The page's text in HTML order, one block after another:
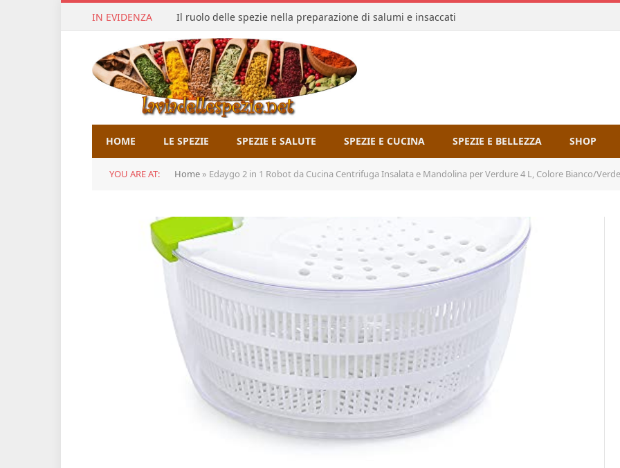
IN EVIDENZA Il ruolo delle spezie nella preparazione di salumi e insaccati
HOME LE SPEZIE SPEZIE E SALUTE SPEZIE E CUCINA SPEZIE E BELLEZZA SHOP
YOU ARE AT: Home » Edaygo 2 in 1 Robot da Cucina Centrifuga Insalata e Mandolina per Verdure 4 L, Colore Bianco/Verde